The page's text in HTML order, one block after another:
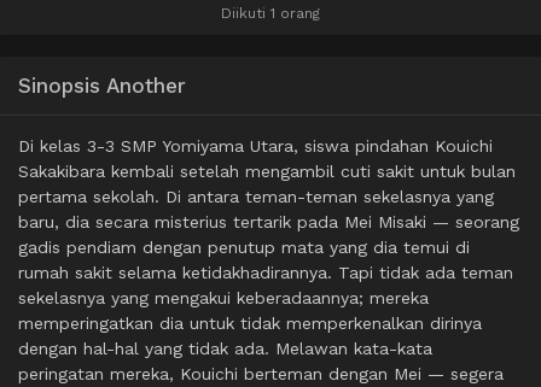
Diikuti 1 orang
Sinopsis Another
Di kelas 3-3 SMP Yomiyama Utara, siswa pindahan Kouichi
Sakakibara kembali setelah mengambil cuti sakit untuk bulan
pertama sekolah. Di antara teman-teman sekelasnya yang
baru, dia secara misterius tertarik pada Mei Misaki — seorang
gadis pendiam dengan penutup mata yang dia temui di
rumah sakit selama ketidakhadirannya. Tapi tidak ada teman
sekelasnya yang mengakui keberadaannya; mereka
memperingatkan dia untuk tidak memperkenalkan dirinya
dengan hal-hal yang tidak ada. Melawan kata-kata
peringatan mereka, Kouichi berteman dengan Mei — segera